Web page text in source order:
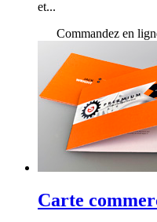
et...
Commandez en
Carte